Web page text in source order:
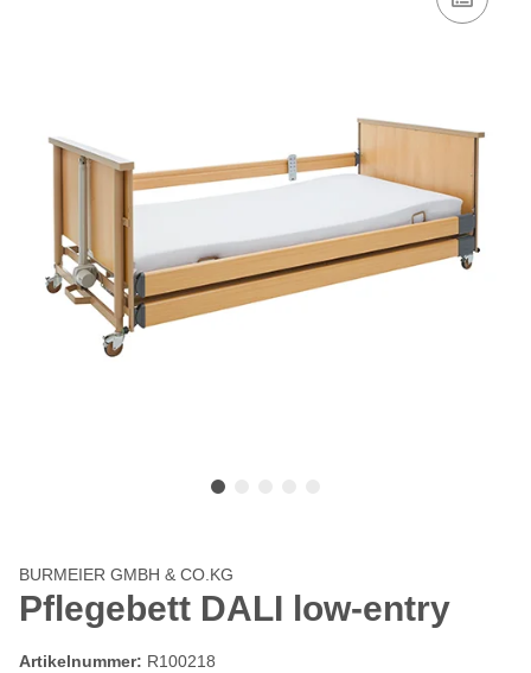
BURMEIER GMBH & CO.KG
Pflegebett DALI low-entry
Artikelnummer: R100218